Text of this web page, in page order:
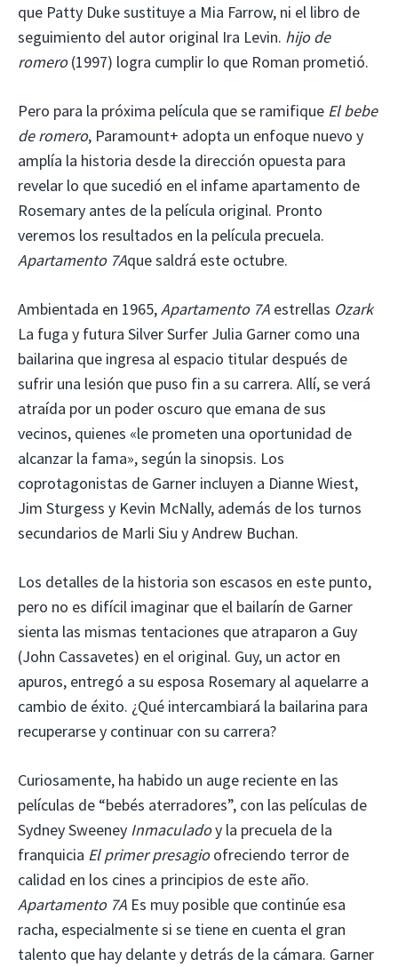
que Patty Duke sustituye a Mia Farrow, ni el libro de
seguimiento del autor original Ira Levin. hijo de
romero(1997) logra cumplir lo que Roman prometió.
Pero para la próxima película que se ramifique El bebe
de romero, Paramount+ adopta un enfoque nuevo y
amplía la historia desde la dirección opuesta para
revelar lo que sucedió en el infame apartamento de
Rosemary antes de la película original. Pronto
veremos los resultados en la película precuela.
Apartamento 7Aque saldrá este octubre.
Ambientada en 1965,Apartamento 7A estrellas Ozark
La fuga y futura Silver Surfer Julia Garner como una
bailarina que ingresa al espacio titular después de
sufrir una lesión que puso fin a su carrera. Allí, se verá
atraída por un poder oscuro que emana de sus
vecinos, quienes «le prometen una oportunidad de
alcanzar la fama», según la sinopsis. Los
coprotagonistas de Garner incluyen a Dianne Wiest,
Jim Sturgess y Kevin McNally, además de los turnos
secundarios de Marli Siu y Andrew Buchan.
Los detalles de la historia son escasos en este punto,
pero no es difícil imaginar que el bailarín de Garner
sienta las mismas tentaciones que atraparon a Guy
(John Cassavetes) en el original. Guy, un actor en
apuros, entregó a su esposa Rosemary al aquelarre a
cambio de éxito. ¿Qué intercambiará la bailarina para
recuperarse y continuar con su carrera?
Curiosamente, ha habido un auge reciente en las
películas de “bebés aterradores”, con las películas de
Sydney Sweeney Inmaculadoy la precuela de la
franquicia El primer presagioofreciendo terror de
calidad en los cines a principios de este año.
Apartamento 7A Es muy posible que continúe esa
racha, especialmente si se tiene en cuenta el gran
talento que hay delante y detrás de la cámara. Garner